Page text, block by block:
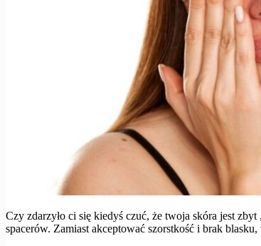
Czy zdarzyło ci się kiedyś czuć, że twoja skóra jest
spacerów. Zamiast akceptować szorstkość i brak